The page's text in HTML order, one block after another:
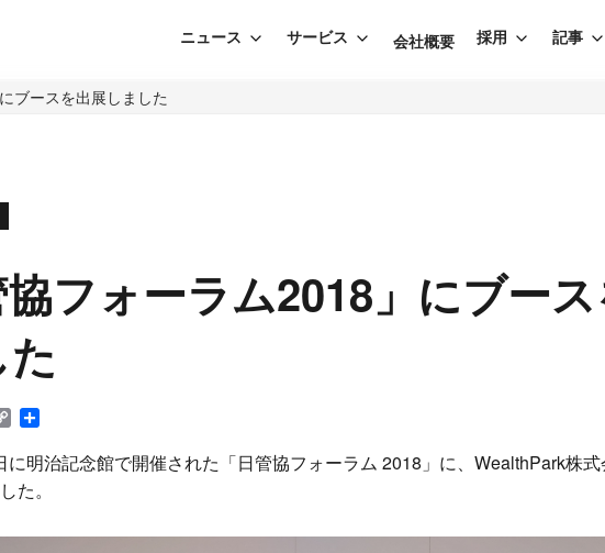
ニュース サービス 会社概要 採用 記事
ブースを出展しました
協フォーラム2018」にブー
Copy
に明治記念館で開催された「日管協フォーラム 2018」に、WealthPark株
た。